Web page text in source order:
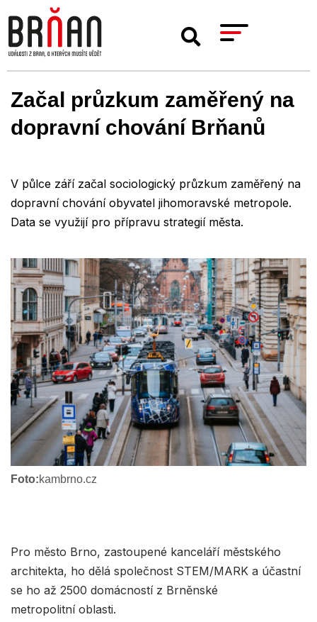
Začal průzkum zaměřený na
dopravní chování Brňanů
V půlce září začal sociologický průzkum zaměřený na
dopravní chování obyvatel jihomoravské metropole.
Data se využijí pro přípravu strategií města.
Foto:kambrno.cz
Pro město Brno, zastoupené kanceláří městského
architekta, ho dělá společnost STEM/MARK a účastní
se ho až 2500 domácností z Brněnské
metropolitní oblasti.